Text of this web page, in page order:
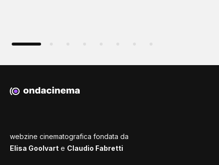
webzine cinematografica fondata da
Elisa Goolvart e Claudio Fabretti